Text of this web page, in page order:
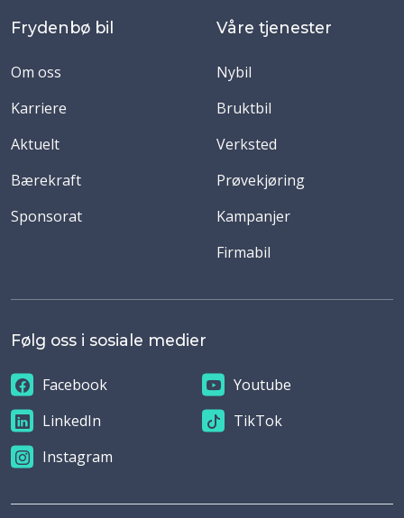
Frydenbø bil
Om oss
Karriere
Aktuelt
Bærekraft
Sponsorat
Våre tjenester
Nybil
Bruktbil
Verksted
Prøvekjøring
Kampanjer
Firmabil
Følg oss i sosiale medier
Facebook
Youtube
LinkedIn
TikTok
Instagram